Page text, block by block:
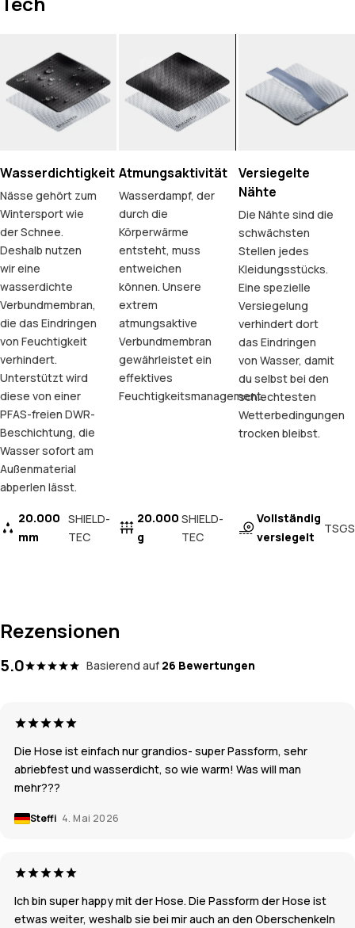
Wasserdichtigkeit
Nässe gehört zum
Wintersport wie
der Schnee.
Deshalb nutzen
wir eine
wasserdichte
Verbundmembran,
die das Eindringen
von Feuchtigkeit
verhindert.
Unterstützt wird
diese von einer
PFAS-freien DWR-
Beschichtung, die
Wasser sofort am
Außenmaterial
abperlen lässt.
20.000
mm
SHIELD-
TEC
Atmungsaktivität
Wasserdampf, der
durch die
Körperwärme
entsteht, muss
entweichen
können. Unsere
extrem
atmungsaktive
Verbundmembran
gewährleistet ein
effektives
Feuchtigkeitsmanagement.
20.000
g
SHIELD-
TEC
Versiegelte
Nähte
Die Nähte sind die
schwächsten
Stellen jedes
Kleidungsstücks.
Eine spezielle
Versiegelung
verhindert dort
das Eindringen
von Wasser, damit
du selbst bei den
schlechtesten
Wetterbedingungen
trocken bleibst.
Vollständig
versiegelt
TSGS
Rezensionen
5.0 Basierend auf 26 Bewertungen
Die Hose ist einfach nur grandios- super Passform, sehr
abriebfest und wasserdicht, so wie warm! Was will man
mehr???
Steffi 4. Mai 2026
Ich bin super happy mit der Hose. Die Passform der Hose ist
etwas weiter, weshalb sie bei mir auch an den Oberschenkeln